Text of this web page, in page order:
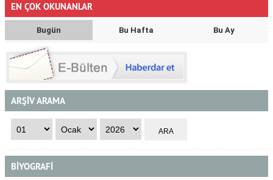
EN ÇOK OKUNANLAR
Bugün Bu Hafta Bu Ay
ARŞİV ARAMA
BİYOGRAFİ